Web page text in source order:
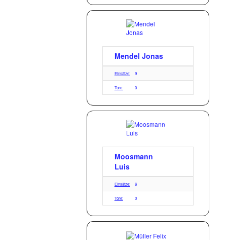
Mendel Jonas
Einsätze: 9
Tore: 0
Moosmann
Luis
Einsätze: 6
Tore: 0